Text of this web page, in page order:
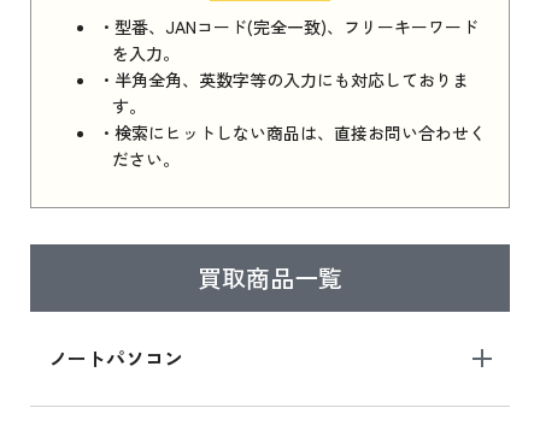
・型番、JANコード(完全一致)、フリーキーワード
を入力。
・半角全角、英数字等の入力にも対応しておりま
す。
・検索にヒットしない商品は、直接お問い合わせく
ださい。
買取商品一覧
ノートパソコン
iPhone 16e シリーズ 2025 新品買取価格はこち
ら
iPad 11インチ 2025年春モデル
はこちら
ら